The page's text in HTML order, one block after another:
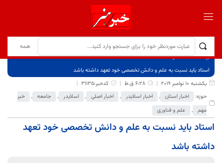
برگ نخست
نوشته‌ها
استاد باید نسبت به علم و دانش تخصصی خود تعهد داشته باشد
یکشنبه 10 نوامبر 2019
6:28 ق.ظ
کدخبر:31135
حوزه:
اخبار استان , اخبار اسلایدر , اخبار اصلی , اسلایدر , جامعه ,
خبر
مهم , علم و فناوری
استاد باید نسبت به علم و دانش تخصصی خود تعهد
داشته باشد